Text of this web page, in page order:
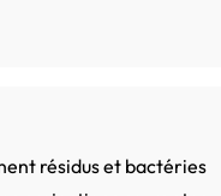
résidus et bactéries